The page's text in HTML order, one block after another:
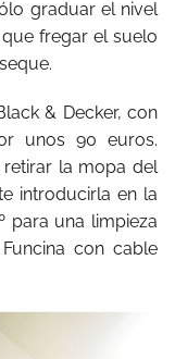
graduar el nivel
fregar el suelo
& Decker, con
unos 90 euros.
la mopa del
introducirla en la
para una limpieza
con cable